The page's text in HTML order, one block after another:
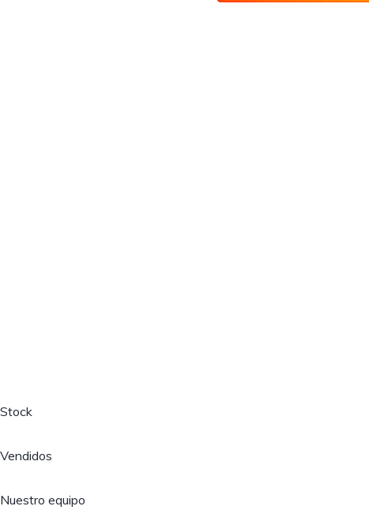
Stock
Vendidos
Nuestro equipo